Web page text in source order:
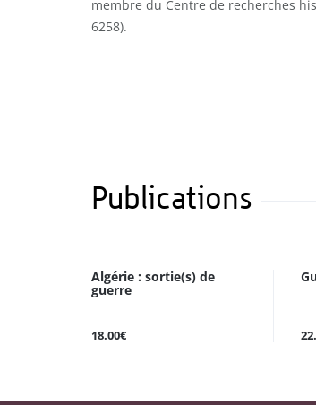
membre du Centre de recherches
6258).
Publications
Algérie : sortie(s) de
guerre
18.00€